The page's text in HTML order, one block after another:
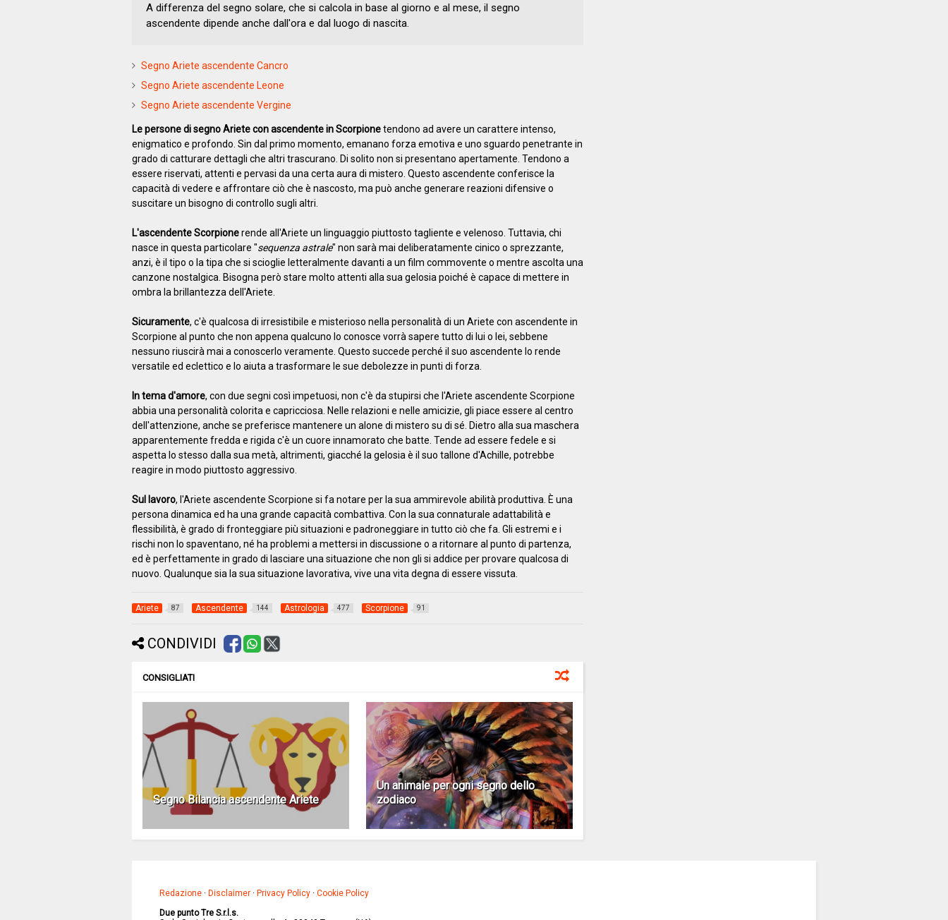
A differenza del segno solare, che si calcola in base al giorno e al mese, il segno
ascendente dipende anche dall'ora e dal luogo di nascita.
Segno Ariete ascendente Cancro
Segno Ariete ascendente Leone
Segno Ariete ascendente Vergine
Le persone di segno Ariete con ascendente in Scorpionetendono ad avere un carattere intenso,
enigmatico e profondo. Sin dal primo momento, emanano forza emotiva e uno sguardo penetrante in
grado di catturare dettagli che altri trascurano. Di solito non si presentano apertamente. Tendono a
essere riservati, attenti e pervasi da una certa aura di mistero. Questo ascendente conferisce la
capacità di vedere e affrontare ciò che è nascosto, ma può anche generare reazioni difensive o
suscitare un bisogno di controllo sugli altri.
L'ascendente Scorpionerende all'Ariete un linguaggio piuttosto tagliente e velenoso. Tuttavia, chi
nasce in questa particolare "sequenza astrale" non sarà mai deliberatamente cinico o sprezzante,
anzi, è il tipo o la tipa che si scioglie letteralmente davanti a un film commovente o mentre ascolta una
canzone nostalgica. Bisogna però stare molto attenti alla sua gelosia poiché è capace di mettere in
ombra la brillantezza dell'Ariete.
Sicuramente, c'è qualcosa di irresistibile e misterioso nella personalità di un Ariete con ascendente in
Scorpione al punto che non appena qualcuno lo conosce vorrà sapere tutto di lui o lei, sebbene
nessuno riuscirà mai a conoscerlo veramente. Questo succede perché il suo ascendente lo rende
versatile ed eclettico e lo aiuta a trasformare le sue debolezze in punti di forza.
In tema d'amore, con due segni così impetuosi, non c'è da stupirsi che l'Ariete ascendente Scorpione
abbia una personalità colorita e capricciosa. Nelle relazioni e nelle amicizie, gli piace essere al ​​centro
dell'attenzione, anche se preferisce mantenere un alone di mistero su di sé. Dietro alla sua maschera
apparentemente fredda e rigida c'è un cuore innamorato che batte. Tende ad essere fedele e si
aspetta lo stesso dalla sua metà, altrimenti, giacché la gelosia è il suo tallone d'Achille, potrebbe
reagire in modo piuttosto aggressivo.
Sul lavoro, l'Ariete ascendente Scorpione si fa notare per la sua ammirevole abilità produttiva. È una
persona dinamica ed ha una grande capacità combattiva. Con la sua connaturale adattabilità e
flessibilità, è grado di fronteggiare più situazioni e padroneggiare in tutto ciò che fa. Gli estremi e i
rischi non lo spaventano, né ha problemi a mettersi in discussione o a ritornare al punto di partenza,
ed è perfettamente in grado di lasciare una situazione che non gli si addice per provare qualcosa di
nuovo. Qualunque sia la sua situazione lavorativa, vive una vita degna di essere vissuta.
Ariete 87 Ascendente 144 Astrologia 477 Scorpione 91
CONDIVIDI
CONSIGLIATI
Segno Bilancia ascendente Ariete
Un animale per ogni segno dello
zodiaco
Redazione· Disclaimer· Privacy Policy· Cookie Policy
Due punto Tre S.r.l.s.